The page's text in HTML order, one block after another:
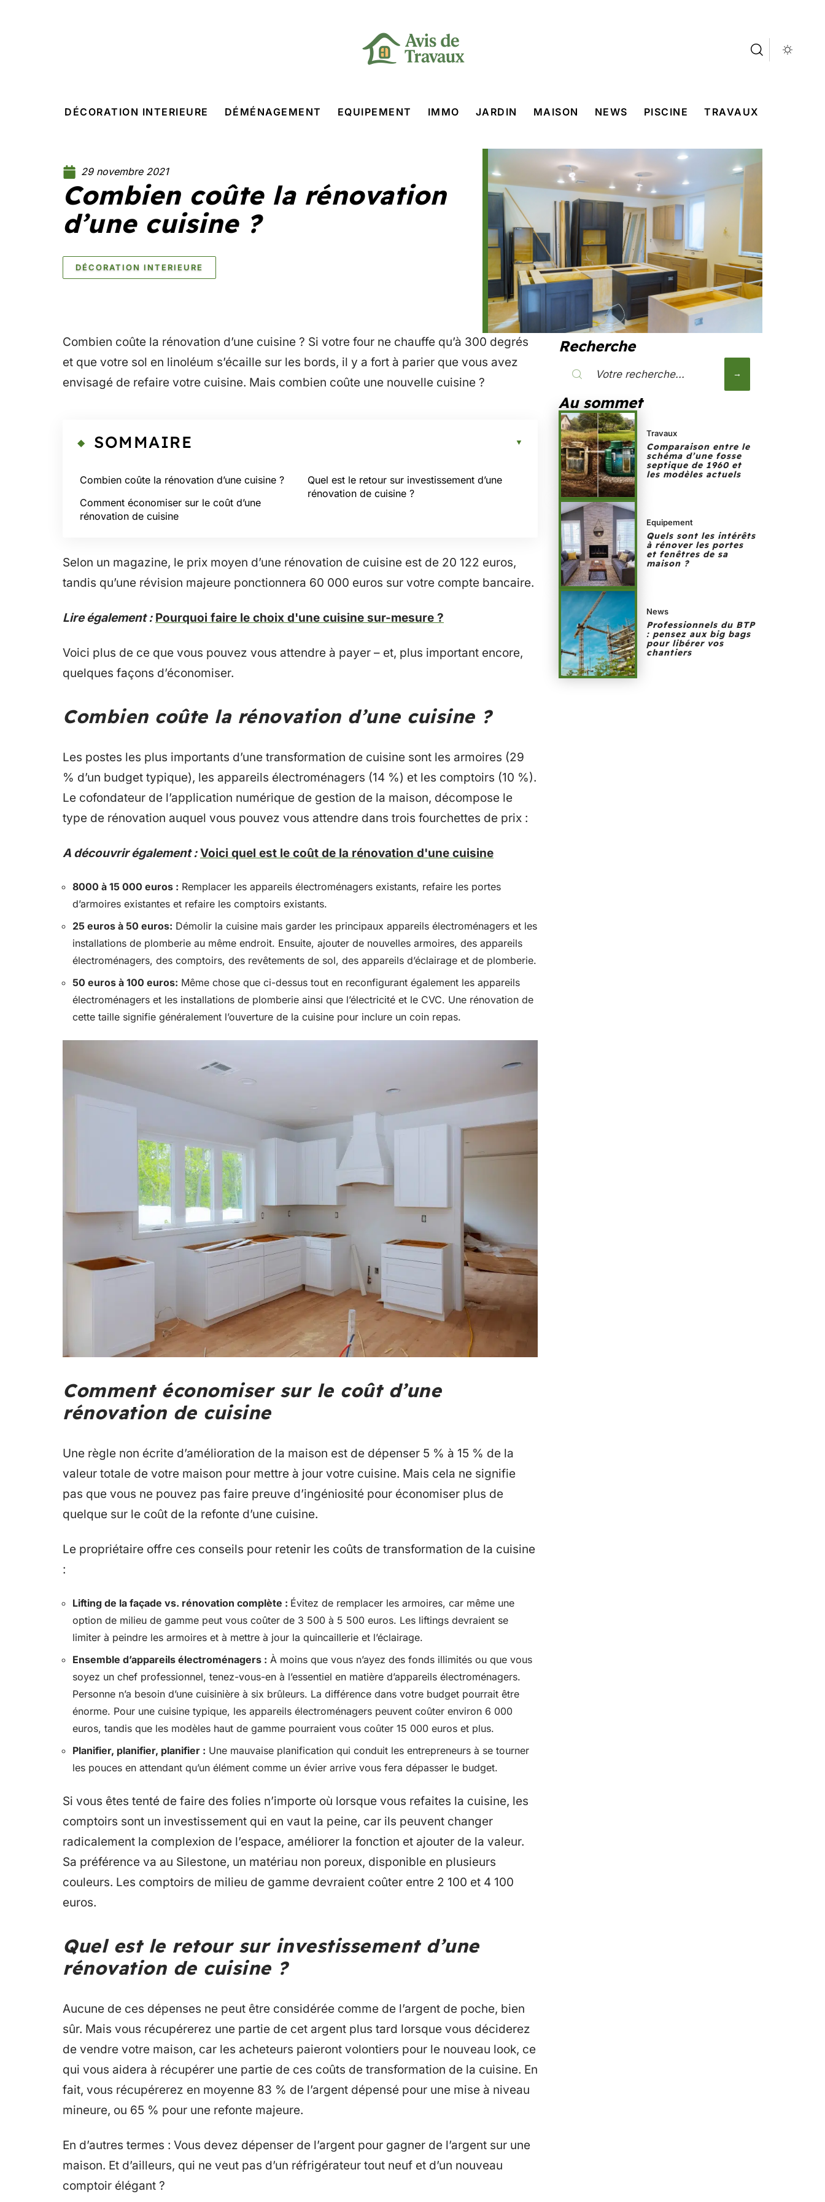
DÉCORATION INTERIEURE DÉMÉNAGEMENT EQUIPEMENT IMMO JARDIN MAISON NEWS PISCINE TRAVAUX
29 novembre 2021
Combien coûte la rénovation
d’une cuisine ?
DÉCORATION INTERIEURE
Combien coûte la rénovation d’une cuisine ? Si votre four ne chauffe qu’à 300 degrés
et que votre sol en linoléum s’écaille sur les bords, il y a fort à parier que vous avez
envisagé de refaire votre cuisine. Mais combien coûte une nouvelle cuisine ?
SOMMAIRE
Combien coûte la rénovation d’une cuisine ?
Comment économiser sur le coût d’une
rénovation de cuisine
Quel est le retour sur investissement d’une
rénovation de cuisine ?
Selon un magazine, le prix moyen d’une rénovation de cuisine est de 20 122 euros,
tandis qu’une révision majeure ponctionnera 60 000 euros sur votre compte bancaire.
Lire également : Pourquoi faire le choix d'une cuisine sur-mesure ?
Voici plus de ce que vous pouvez vous attendre à payer – et, plus important encore,
quelques façons d’économiser.
Combien coûte la rénovation d’une cuisine ?
Les postes les plus importants d’une transformation de cuisine sont les armoires (29
% d’un budget typique), les appareils électroménagers (14 %) et les comptoirs (10 %).
Le cofondateur de l’application numérique de gestion de la maison, décompose le
type de rénovation auquel vous pouvez vous attendre dans trois fourchettes de prix :
A découvrir également : Voici quel est le coût de la rénovation d'une cuisine
8000 à 15 000 euros : Remplacer les appareils électroménagers existants, refaire les portes
d’armoires existantes et refaire les comptoirs existants.
25 euros à 50 euros: Démolir la cuisine mais garder les principaux appareils électroménagers et les
installations de plomberie au même endroit. Ensuite, ajouter de nouvelles armoires, des appareils
électroménagers, des comptoirs, des revêtements de sol, des appareils d’éclairage et de plomberie.
50 euros à 100 euros: Même chose que ci-dessus tout en reconfigurant également les appareils
électroménagers et les installations de plomberie ainsi que l’électricité et le CVC. Une rénovation de
cette taille signifie généralement l’ouverture de la cuisine pour inclure un coin repas.
Comment économiser sur le coût d’une
rénovation de cuisine
Une règle non écrite d’amélioration de la maison est de dépenser 5 % à 15 % de la
valeur totale de votre maison pour mettre à jour votre cuisine. Mais cela ne signifie
pas que vous ne pouvez pas faire preuve d’ingéniosité pour économiser plus de
quelque sur le coût de la refonte d’une cuisine.
Le propriétaire offre ces conseils pour retenir les coûts de transformation de la cuisine
:
Lifting de la façade vs. rénovation complète : Évitez de remplacer les armoires, car même une
option de milieu de gamme peut vous coûter de 3 500 à 5 500 euros. Les liftings devraient se
limiter à peindre les armoires et à mettre à jour la quincaillerie et l’éclairage.
Ensemble d’appareils électroménagers : À moins que vous n’ayez des fonds illimités ou que vous
soyez un chef professionnel, tenez-vous-en à l’essentiel en matière d’appareils électroménagers.
Personne n’a besoin d’une cuisinière à six brûleurs. La différence dans votre budget pourrait être
énorme. Pour une cuisine typique, les appareils électroménagers peuvent coûter environ 6 000
euros, tandis que les modèles haut de gamme pourraient vous coûter 15 000 euros et plus.
Planifier, planifier, planifier : Une mauvaise planification qui conduit les entrepreneurs à se tourner
les pouces en attendant qu’un élément comme un évier arrive vous fera dépasser le budget.
Si vous êtes tenté de faire des folies n’importe où lorsque vous refaites la cuisine, les
comptoirs sont un investissement qui en vaut la peine, car ils peuvent changer
radicalement la complexion de l’espace, améliorer la fonction et ajouter de la valeur.
Sa préférence va au Silestone, un matériau non poreux, disponible en plusieurs
couleurs. Les comptoirs de milieu de gamme devraient coûter entre 2 100 et 4 100
euros.
Quel est le retour sur investissement d’une
rénovation de cuisine ?
Aucune de ces dépenses ne peut être considérée comme de l’argent de poche, bien
sûr. Mais vous récupérerez une partie de cet argent plus tard lorsque vous déciderez
de vendre votre maison, car les acheteurs paieront volontiers pour le nouveau look, ce
qui vous aidera à récupérer une partie de ces coûts de transformation de la cuisine. En
fait, vous récupérerez en moyenne 83 % de l’argent dépensé pour une mise à niveau
mineure, ou 65 % pour une refonte majeure.
En d’autres termes : Vous devez dépenser de l’argent pour gagner de l’argent sur une
maison. Et d’ailleurs, qui ne veut pas d’un réfrigérateur tout neuf et d’un nouveau
comptoir élégant ?
Recherche
Au sommet
Travaux
Comparaison entre le
schéma d’une fosse
septique de 1960 et
les modèles actuels
Equipement
Quels sont les intérêts
à rénover les portes
et fenêtres de sa
maison ?
News
Professionnels du BTP
: pensez aux big bags
pour libérer vos
chantiers